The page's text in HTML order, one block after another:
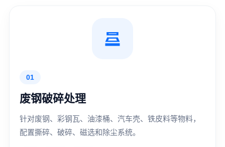
01
废钢破碎处理
针对废钢、彩钢瓦、油漆桶、汽车壳、铁皮料等物料，
配置撕碎、破碎、磁选和除尘系统。